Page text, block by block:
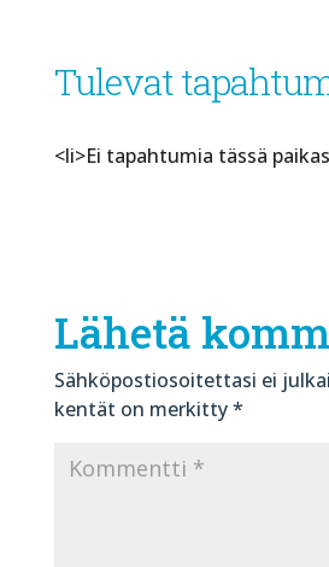
Tulevat
<li>Ei tapahtumia tässä
Lähetä
Sähköpostiosoitettasi ei
kentät on merkitty*